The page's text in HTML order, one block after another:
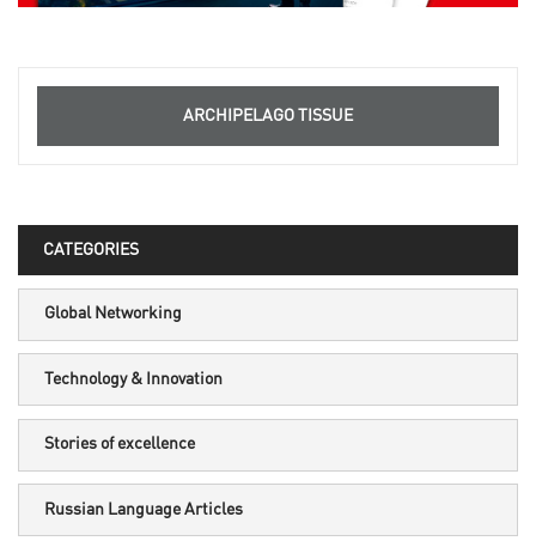
ARCHIPELAGO TISSUE
CATEGORIES
Global Networking
Technology & Innovation
Stories of excellence
Russian Language Articles